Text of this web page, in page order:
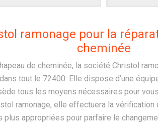
ramonage pour la
cheminée
de cheminée, la société Christol
tout le 72400. Elle dispose d’une
tous les moyens nécessaires pour
ramonage, elle effectuera la vérification
appropriées pour parfaire le